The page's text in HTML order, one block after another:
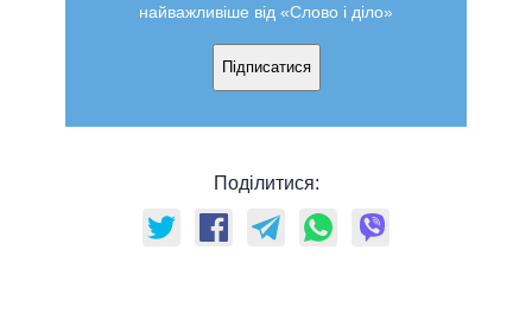
найважливіше від «Слово і діло»
Підписатися
Поділитися: